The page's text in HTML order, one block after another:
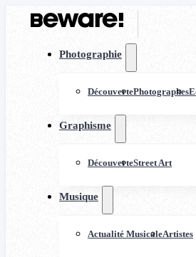
Photographie
DécouvertePhotographes
Graphisme
DécouverteStreet Art
Musique
Actualité MusicaleArtistes